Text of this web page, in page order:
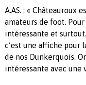
A.AS. : « Châteauroux
amateurs de foot.
intéressante et
c’est une affiche pour
de nos Dunkerquois.
intéressante avec une